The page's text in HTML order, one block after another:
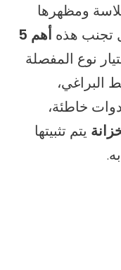
ومظهرها
تجنب هذه
أهم 5
نوع المفصلة
البراغي،
خاطئة،
يتم تثبيتها